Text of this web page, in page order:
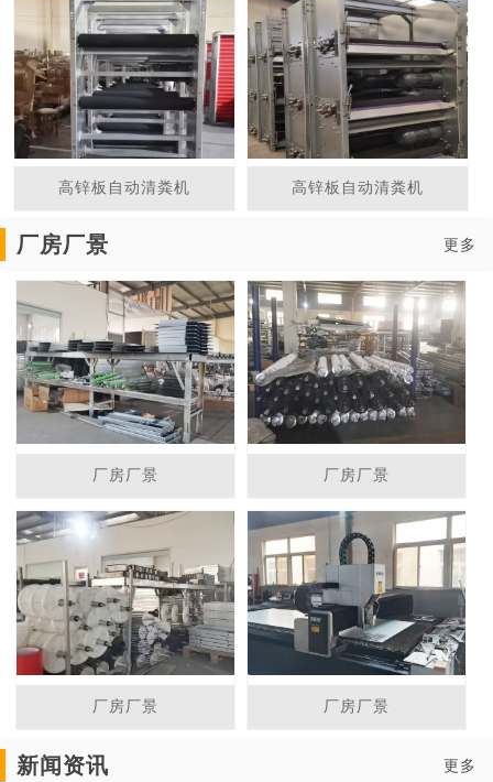
高锌板自动清粪机 高锌板自动清粪机
厂房厂景 更多
厂房厂景 厂房厂景
厂房厂景 厂房厂景
新闻资讯 更多